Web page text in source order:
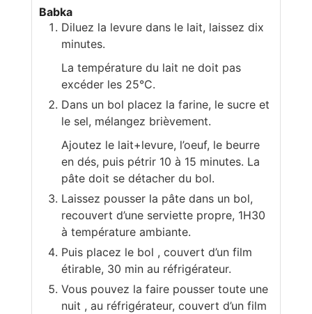
Babka
Diluez la levure dans le lait, laissez dix
minutes.
La température du lait ne doit pas
excéder les 25°C.
Dans un bol placez la farine, le sucre et
le sel, mélangez brièvement.
Ajoutez le lait+levure, l’oeuf, le beurre
en dés, puis pétrir 10 à 15 minutes. La
pâte doit se détacher du bol.
Laissez pousser la pâte dans un bol,
recouvert d’une serviette propre, 1H30
à température ambiante.
Puis placez le bol , couvert d’un film
étirable, 30 min au réfrigérateur.
Vous pouvez la faire pousser toute une
nuit , au réfrigérateur, couvert d’un film